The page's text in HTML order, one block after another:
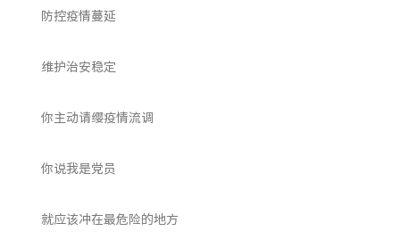
防控疫情蔓延
维护治安稳定
你主动请缨疫情流调
你说我是党员
就应该冲在最危险的地方